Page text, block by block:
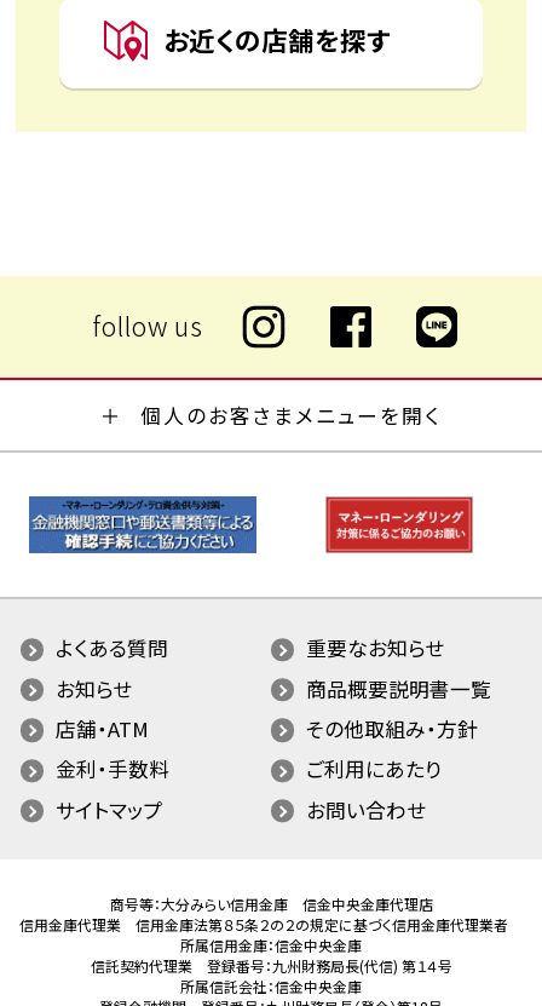
お近くの店舗を探す
個人のお客さまメニューを開く
よくある質問
重要なお知らせ
お知らせ
商品概要説明書一覧
店舗・ATM
その他取組み・方針
金利・手数料
ご利用にあたり
サイトマップ
お問い合わせ
商号等：大分みらい信用金庫 信金中央金庫代理店
信用金庫代理業 信用金庫法第８５条２の２の規定に基づく信用金庫代理業者
所属信用金庫：信金中央金庫
信託契約代理業 登録番号：九州財務局長(代信) 第１４号
所属信託会社：信金中央金庫